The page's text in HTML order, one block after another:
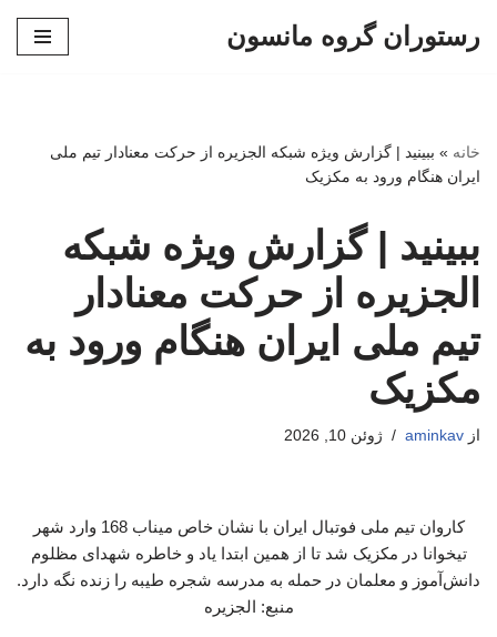
رستوران گروه مانسون
خانه » ببینید | گزارش ویژه شبکه الجزیره از حرکت معنادار تیم ملی
ایران هنگام ورود به مکزیک
ببینید | گزارش ویژه شبکه
الجزیره از حرکت معنادار
تیم ملی ایران هنگام ورود به
مکزیک
از aminkav ژوئن 10, 2026
کاروان تیم ملی فوتبال ایران با نشان خاص میناب 168 وارد شهر
تیخوانا در مکزیک شد تا از همین ابتدا یاد و خاطره شهدای مظلوم
دانش‌آموز و معلمان در حمله به مدرسه شجره طیبه را زنده نگه دارد.
منبع: الجزیره